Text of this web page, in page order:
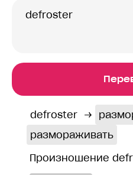
defroster →
размораживать
Произношение